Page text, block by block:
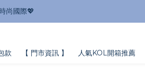
尚國際💖
款 【 門市資訊 】 人氣KOL開箱推薦